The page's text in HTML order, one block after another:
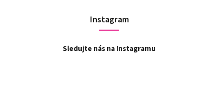
Instagram
Sledujte nás na Instagramu